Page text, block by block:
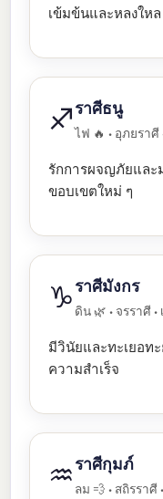
เข้มข้นและหลงใ
♐ราศีธนู
ไฟ 🔥 • อุภยรา
รักการผจญภัยและ
ขอบเขตใหม่ ๆ
♑ราศีมังกร
ดิน 🌿 • จรราศี •
มีวินัยและทะเยอท
ความสำเร็จ
♒ราศีกุมภ์
ลม 💨 • สถิรราศี